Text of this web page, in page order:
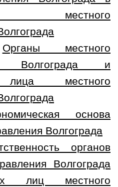
местного
Органы местного
Волгограда и
лица местного
основа
Волгограда
органов
Волгограда
лиц местного